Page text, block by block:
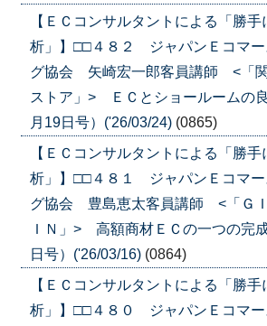
【ＥＣコンサルタントによる「勝
析」】□□４８２ ジャパンＥコマー
グ協会 矢崎宏一郎客員講師 <「
ストア」> ＥＣとショールームの
月19日号）('26/03/24) (0865)
【ＥＣコンサルタントによる「勝
析」】□□４８１ ジャパンＥコマー
グ協会 豊島恵太客員講師 <「Ｇ
ＩＮ」> 高額商材ＥＣの一つの完
日号）('26/03/16) (0864)
【ＥＣコンサルタントによる「勝
析」】□□４８０ ジャパンＥコマー